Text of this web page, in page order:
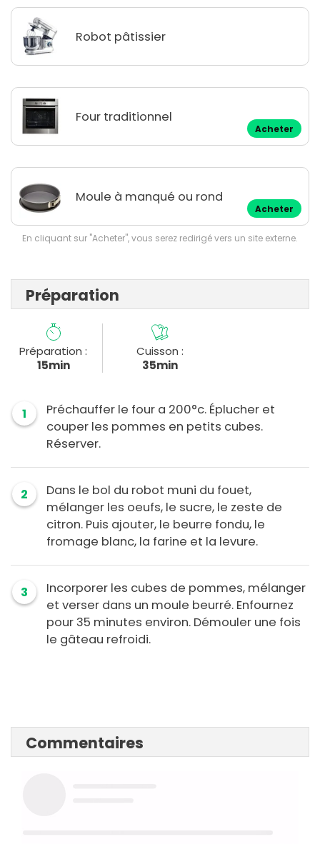
Robot pâtissier
Four traditionnel
Acheter
Moule à manqué ou rond
Acheter
En cliquant sur "Acheter", vous serez redirigé vers un site externe.
Préparation
Préparation :
15min
Cuisson :
35min
1
Préchauffer le four a 200°c. Éplucher et
couper les pommes en petits cubes.
Réserver.
2
Dans le bol du robot muni du fouet,
mélanger les oeufs, le sucre, le zeste de
citron. Puis ajouter, le beurre fondu, le
fromage blanc, la farine et la levure.
3
Incorporer les cubes de pommes, mélanger
et verser dans un moule beurré. Enfournez
pour 35 minutes environ. Démouler une fois
le gâteau refroidi.
Commentaires